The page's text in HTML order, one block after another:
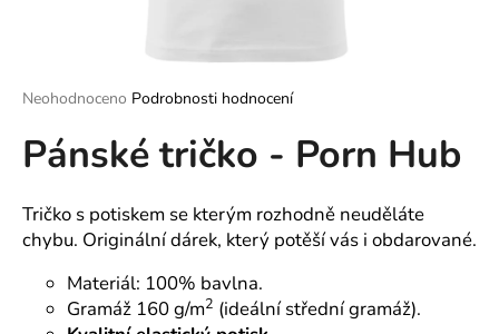
Průměrné
produktu
je
z
5
hvězdiček.
Neohodnoceno Podrobnosti hodnocení
Pánské tričko - Porn Hub
Tričko s potiskem se kterým rozhodně neuděláte
chybu. Originální dárek, který potěší vás i obdarované.
Materiál: 100% bavlna.
Gramáž 160 g/m2 (ideální střední gramáž).
í
t
?